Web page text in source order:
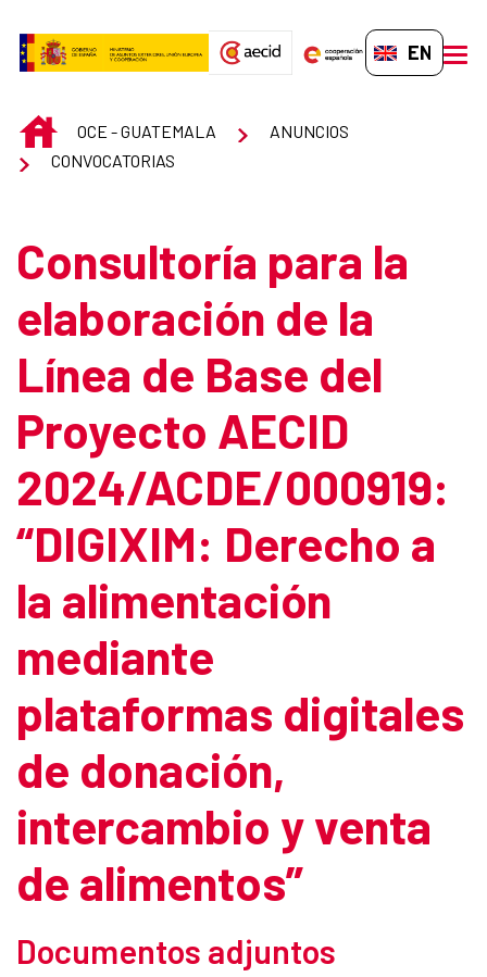
EN-GB
INICIOOCE - GUATEMALA
ANUNCIOS
CONVOCATORIAS
Consultoría para la
elaboración de la
Línea de Base del
Proyecto AECID
2024/ACDE/000919:
“DIGIXIM: Derecho a
la alimentación
mediante
plataformas digitales
de donación,
intercambio y venta
de alimentos”
Documentos adjuntos